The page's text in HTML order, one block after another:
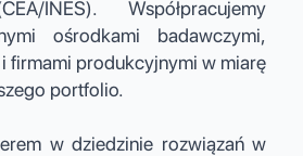
INES). Współpracujemy
ośrodkami badawczymi,
firmami produkcyjnymi w miarę
portfolio.
w dziedzinie rozwiązań w